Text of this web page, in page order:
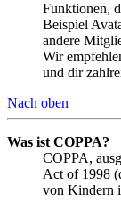
Funktionen,
Beispiel
andere
Wir
und dir
Nach oben
Was ist COPPA?
COPPA,
Act of 1998
von Kindern